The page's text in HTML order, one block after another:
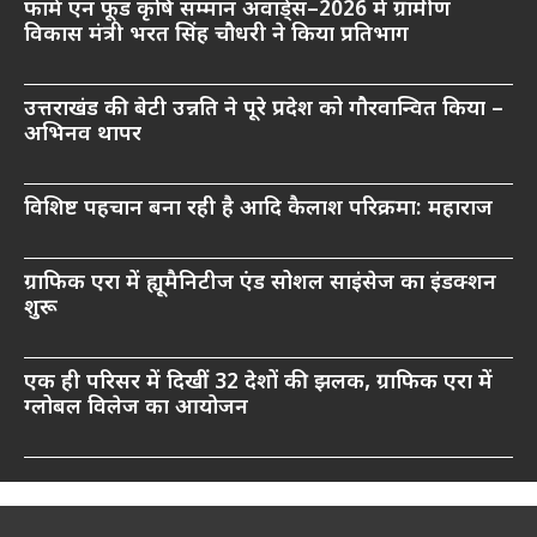
फार्म एन फूड कृषि सम्मान अवार्ड्स–2026 में ग्रामीण
विकास मंत्री भरत सिंह चौधरी ने किया प्रतिभाग
उत्तराखंड की बेटी उन्नति ने पूरे प्रदेश को गौरवान्वित किया –
अभिनव थापर
विशिष्ट पहचान बना रही है आदि कैलाश परिक्रमा: महाराज
ग्राफिक एरा में ह्यूमैनिटीज एंड सोशल साइंसेज का इंडक्शन
शुरू
एक ही परिसर में दिखीं 32 देशों की झलक, ग्राफिक एरा में
ग्लोबल विलेज का आयोजन